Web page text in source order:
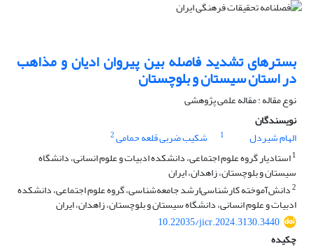
بسترهای تشدید فاصله بین پیروان ادیان و مذاهب
در استان سیستان و بلوچستان
نوع مقاله : مقاله علمی پژوهشی
نویسندگان
الهام شیردل
1 شکیب ضربی قلعه حمامی2
1استادیار گروه علوم اجتماعی، دانشکده ادبیات و علوم انسانی، دانشگاه
سیستان و بلوچستان، زاهدان، ایران
2دانش‌آموخته کارشناسی‌ارشد جامعه‌شناسی، گروه علوم اجتماعی، دانشکده
ادبیات و علوم انسانی، دانشگاه سیستان و بلوچستان، زاهدان، ایران
10.22035/jicr.2024.3130.3440
چکیده